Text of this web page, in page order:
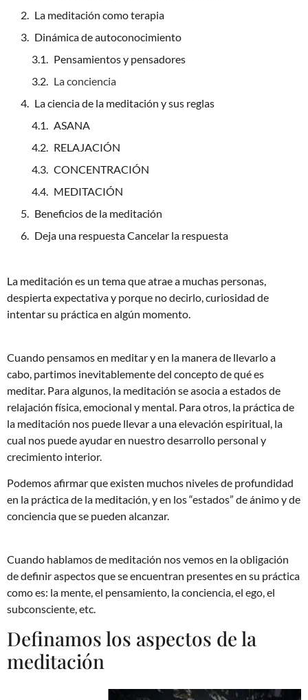
La meditación como terapia
Dinámica de autoconocimiento
Pensamientos y pensadores
La conciencia
La ciencia de la meditación y sus reglas
ASANA
RELAJACIÓN
CONCENTRACIÓN
MEDITACIÓN
Beneficios de la meditación
Deja una respuesta Cancelar la respuesta
La meditación es un tema que atrae a muchas personas,
despierta expectativa y porque no decirlo, curiosidad de
intentar su práctica en algún momento.
Cuando pensamos en meditar y en la manera de llevarlo a
cabo, partimos inevitablemente del concepto de qué es
meditar. Para algunos, la meditación se asocia a estados de
relajación física, emocional y mental. Para otros, la práctica de
la meditación nos puede llevar a una elevación espiritual, la
cual nos puede ayudar en nuestro desarrollo personal y
crecimiento interior.
Podemos afirmar que existen muchos niveles de profundidad
en la práctica de la meditación, y en los “estados” de ánimo y de
conciencia que se pueden alcanzar.
Cuando hablamos de meditación nos vemos en la obligación
de definir aspectos que se encuentran presentes en su práctica
como es: la mente, el pensamiento, la conciencia, el ego, el
subconsciente, etc.
Definamos los aspectos de la
meditación